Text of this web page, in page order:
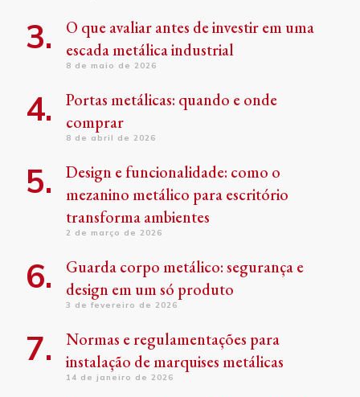
O que avaliar antes de investir em uma
escada metálica industrial
8 de maio de 2026
Portas metálicas: quando e onde
comprar
8 de abril de 2026
Design e funcionalidade: como o
mezanino metálico para escritório
transforma ambientes
2 de março de 2026
Guarda corpo metálico: segurança e
design em um só produto
3 de fevereiro de 2026
Normas e regulamentações para
instalação de marquises metálicas
14 de janeiro de 2026